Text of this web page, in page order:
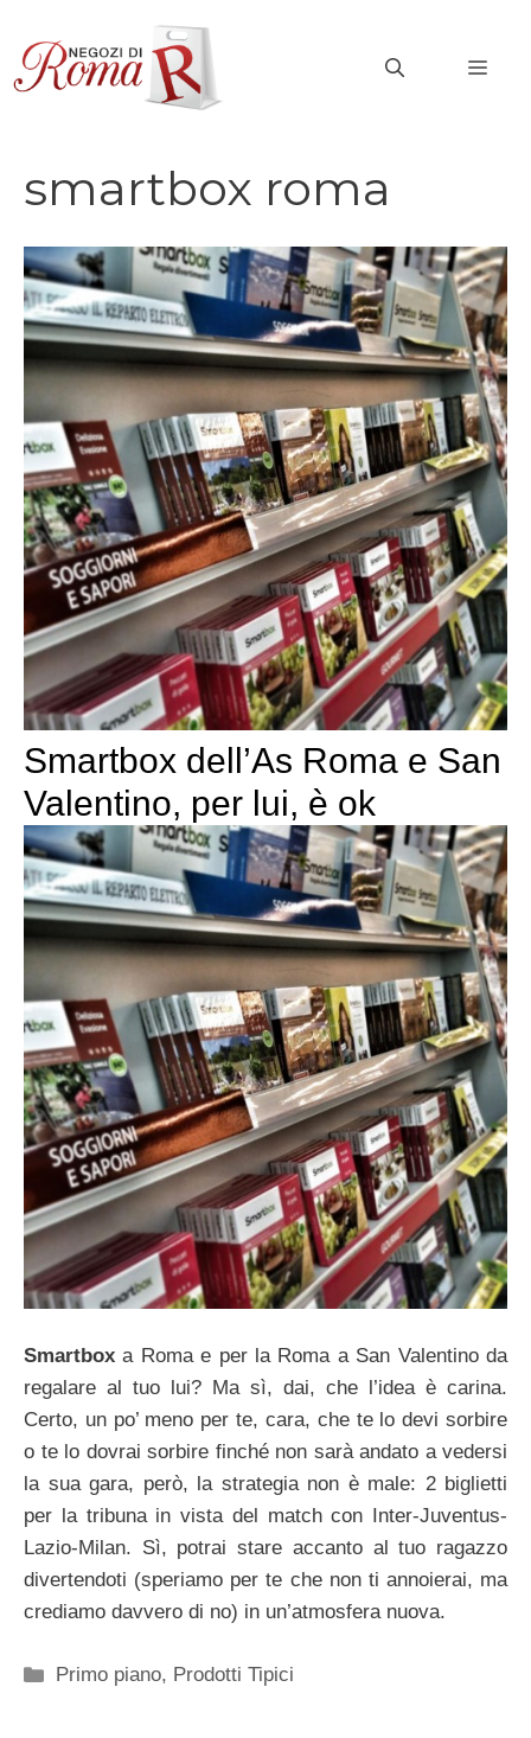
contenuto
smartbox roma
Smartbox dell’As Roma e San
Valentino, per lui, è ok
Smartbox a Roma e per la Roma a San Valentino da
regalare al tuo lui? Ma sì, dai, che l’idea è carina.
Certo, un po’ meno per te, cara, che te lo devi sorbire
o te lo dovrai sorbire finché non sarà andato a vedersi
la sua gara, però, la strategia non è male: 2 biglietti
per la tribuna in vista del match con Inter-Juventus-
Lazio-Milan. Sì, potrai stare accanto al tuo ragazzo
divertendoti (speriamo per te che non ti annoierai, ma
crediamo davvero di no) in un’atmosfera nuova.
Categorie
Primo piano, Prodotti Tipici